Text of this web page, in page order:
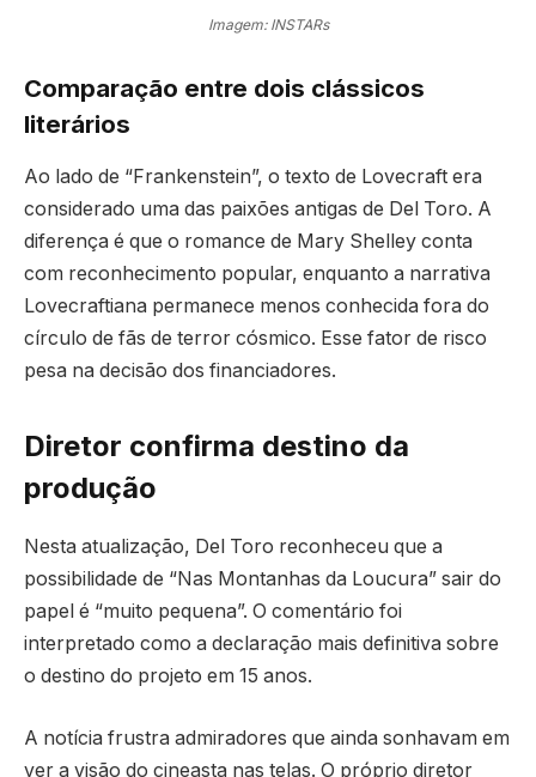
Imagem: INSTARs
Comparação entre dois clássicos
literários
Ao lado de “Frankenstein”, o texto de Lovecraft era
considerado uma das paixões antigas de Del Toro. A
diferença é que o romance de Mary Shelley conta
com reconhecimento popular, enquanto a narrativa
Lovecraftiana permanece menos conhecida fora do
círculo de fãs de terror cósmico. Esse fator de risco
pesa na decisão dos financiadores.
Diretor confirma destino da
produção
Nesta atualização, Del Toro reconheceu que a
possibilidade de “Nas Montanhas da Loucura” sair do
papel é “muito pequena”. O comentário foi
interpretado como a declaração mais definitiva sobre
o destino do projeto em 15 anos.
A notícia frustra admiradores que ainda sonhavam em
ver a visão do cineasta nas telas. O próprio diretor